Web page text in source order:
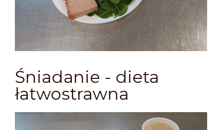
Śniadanie - dieta
łatwostrawna